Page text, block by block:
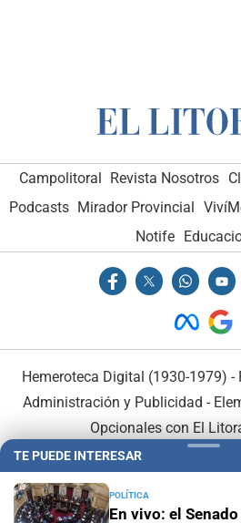
Campolitoral Revista Nosotros
Podcasts Mirador Provincial
Notife
Hemeroteca Digital (1930-1979) -
Administración y Publicidad -
Opcionales con El
TE PUEDE INTERESAR
POLÍTICA
En vivo: el